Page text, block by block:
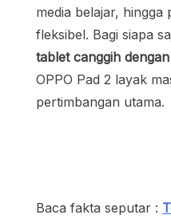
media belajar,
fleksibel. Bagi siapa
tablet canggih
OPPO Pad 2 layak
pertimbangan utama.
Baca fakta seputar :